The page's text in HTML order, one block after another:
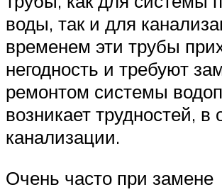
воды, так и для
временем эти трубы
негодность и требуют
ремонтом системы
возникает трудностей, в
канализации.
Очень часто при замене